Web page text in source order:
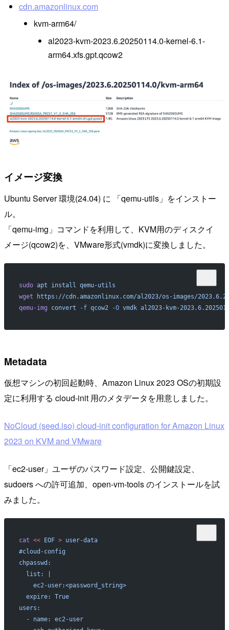
cdn.amazonlinux.com
kvm-arm64/
al2023-kvm-2023.6.20250114.0-kernel-6.1-
arm64.xfs.gpt.qcow2
イメージ変換
Ubuntu Server 環境(24.04) に 「qemu-utils」をインストー
ル。
「qemu-img」コマンドを利用して、KVM用のディスクイ
メージ(qcow2)を、VMware形式(vmdk)に変換しました。
sudo apt install
qemu-utils
wget https://cdn.amazonlinux.com/al2023/os-images/
qemu-img convert -f qcow2 -O vmdk al2023-kvm-
Metadata
仮想マシンの初回起動時、Amazon Linux 2023 OSの初期設
定に利用する cloud-init 用のメタデータを用意しました。
NoCloud (seed.iso) cloud-init configuration for Amazon Linux
2023 on KVM and VMware
「ec2-user」ユーザのパスワード設定、公開鍵設定、
sudoers への許可追加、open-vm-tools のインストールを試
みました。
cat << EOF > user-data
#cloud-config
chpasswd:
  list: |
    ec2-user:<password_string>
  expire: True
users:
  - name: ec2-user